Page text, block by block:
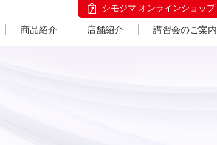
シモジマ オンラインショップ
商品紹介 店舗紹介 講習会のご案内